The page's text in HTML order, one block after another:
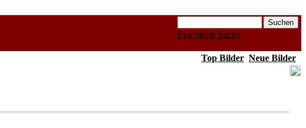
Erweiterte Suche
Top Bilder Neue Bilder